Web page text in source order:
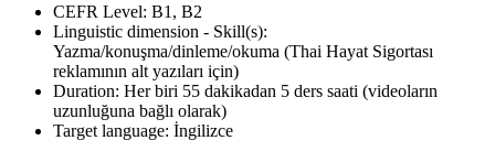
CEFR Level: B1, B2
Linguistic dimension - Skill(s):
Yazma/konuşma/dinleme/okuma (Thai Hayat Sigortası
reklamının alt yazıları için)
Duration: Her biri 55 dakikadan 5 ders saati (videoların
uzunluğuna bağlı olarak)
Target language: İngilizce